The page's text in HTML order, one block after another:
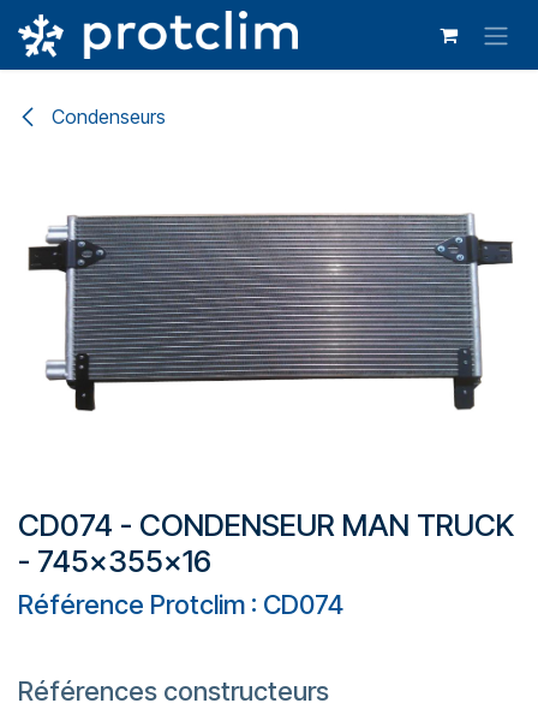
Se rendre au contenu
Condenseurs
CD074 - CONDENSEUR MAN TRUCK
- 745x355x16
Référence Protclim : CD074
Références constructeurs